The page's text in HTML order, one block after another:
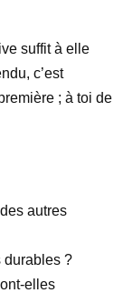
suffit à elle
c’est
; à toi de
autres
durables ?
elles